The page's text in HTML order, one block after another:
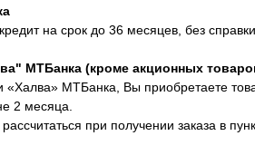
на срок до 36 месяцев, без
МТБанка (кроме акционных
«Халва» МТБанка, Вы приобретаете
2 месяца.
при получении заказа в